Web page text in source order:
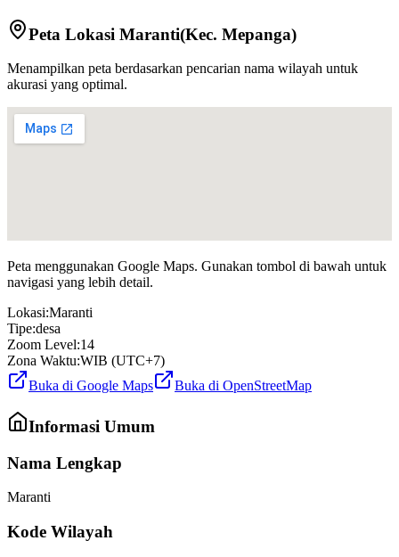
Peta Lokasi Maranti(Kec. Mepanga)
Menampilkan peta berdasarkan pencarian nama wilayah untuk
akurasi yang optimal.
Peta menggunakan Google Maps. Gunakan tombol di bawah untuk
navigasi yang lebih detail.
Lokasi:Maranti
Tipe:desa
Zoom Level:14
Zona Waktu:WIB (UTC+7)
Buka di Google Maps
Buka di OpenStreetMap
Informasi Umum
Nama Lengkap
Maranti
Kode Wilayah